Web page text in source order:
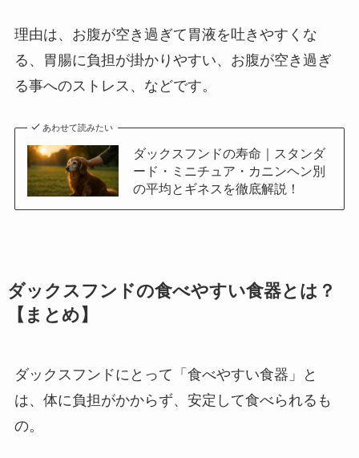
理由は、お腹が空き過ぎて胃液を吐きやすくな
る、胃腸に負担が掛かりやすい、お腹が空き過ぎ
る事へのストレス、などです。
あわせて読みたい
ダックスフンドの寿命｜スタンダ
ード・ミニチュア・カニンヘン別
の平均とギネスを徹底解説！
ダックスフンドの食べやすい食器とは？
【まとめ】
ダックスフンドにとって「食べやすい食器」と
は、体に負担がかからず、安定して食べられるも
の。